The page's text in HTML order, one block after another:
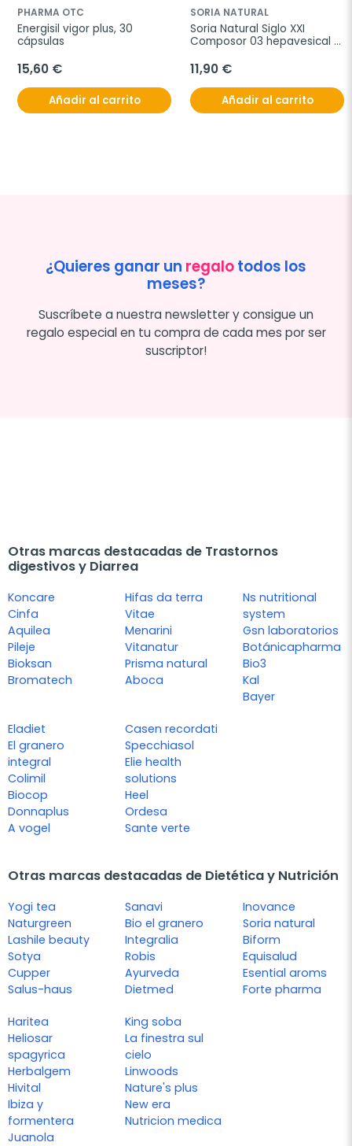
PHARMA OTC
Energisil vigor plus, 30
cápsulas
15,60 €
Añadir al carrito
SORIA NATURAL
Soria Natural Siglo XXI
Composor 03 hepavesical
11,90 €
Añadir al carrito
¿Quieres ganar un regalotodos los
meses?
Suscríbete a nuestra newsletter y consigue un
regalo especial en tu compra de cada mes por ser
suscriptor!
Otras marcas destacadas de Trastornos
digestivos y Diarrea
Koncare
Cinfa
Aquilea
Pileje
Bioksan
Bromatech
Hifas da terra
Vitae
Menarini
Vitanatur
Prisma natural
Aboca
Ns nutritional
system
Gsn laboratorios
Botánicapharma
Bio3
Kal
Bayer
Eladiet
El granero
integral
Colimil
Biocop
Donnaplus
A vogel
Casen recordati
Specchiasol
Elie health
solutions
Heel
Ordesa
Sante verte
Otras marcas destacadas de Dietética y Nutrición
Yogi tea
Naturgreen
Lashile beauty
Sotya
Cupper
Salus-haus
Sanavi
Bio el granero
Integralia
Robis
Ayurveda
Dietmed
Inovance
Soria natural
Biform
Equisalud
Esential aroms
Forte pharma
Haritea
Heliosar
spagyrica
Herbalgem
Hivital
Ibiza y
formentera
Juanola
King soba
La finestra sul
cielo
Linwoods
Nature's plus
New era
Nutricion medica